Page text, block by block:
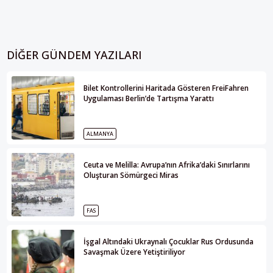
DIĞER GÜNDEM YAZILARI
Bilet Kontrollerini Haritada Gösteren FreiFahren
Uygulaması Berlin’de Tartışma Yarattı
ALMANYA
Ceuta ve Melilla: Avrupa’nın Afrika’daki Sınırlarını
Oluşturan Sömürgeci Miras
FAS
İşgal Altındaki Ukraynalı Çocuklar Rus Ordusunda
Savaşmak Üzere Yetiştiriliyor